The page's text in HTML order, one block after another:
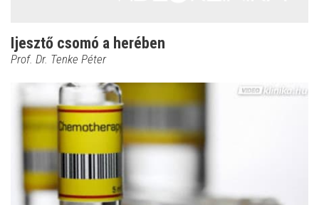
Ijesztő csomó a herében
Prof. Dr. Tenke Péter